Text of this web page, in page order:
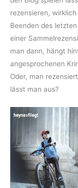
rezensieren,
Beenden des
einer
man dann, hängt
angesprochenen
Oder, man
lässt man aus?